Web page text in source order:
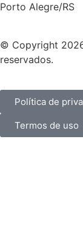
Porto Alegre/RS
© Copyright
reservados.
Política de
Termos de uso